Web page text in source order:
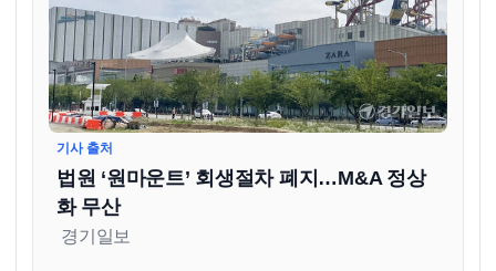
기사 출처
법원 ‘원마운트’ 회생절차 폐지…M&A 정상
화 무산